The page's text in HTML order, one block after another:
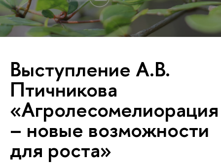
Выступление А.В.
Птичникова
«Агролесомелиорация
– новые возможности
для роста»